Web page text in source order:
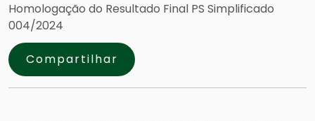
Homologação do Resultado Final PS Simplificado
004/2024
Compartilhar